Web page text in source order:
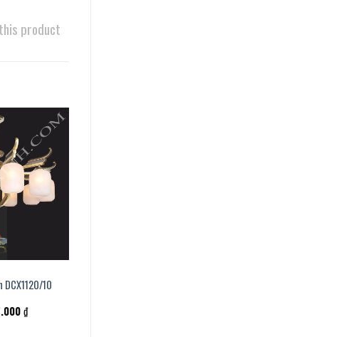
product
10
₫Giá
hiện